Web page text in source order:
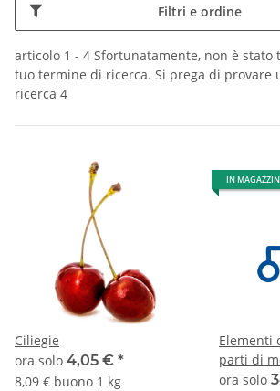
Filtri e ordine
articolo 1 - 4 Sfortunatamente, non è
tuo termine di ricerca. Si prega di provare
ricerca 4
Ciliegie
ora solo 4,05 € *
8,09 € buono 1 kg
IN
Elementi
parti di
ananas
ora solo